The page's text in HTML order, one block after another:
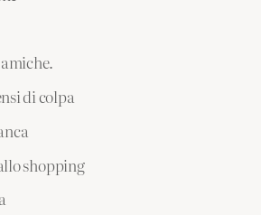
di colpa
shopping